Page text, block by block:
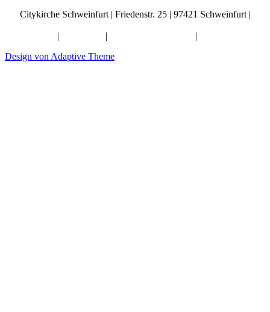
Citykirche Schweinfurt | Friedenstr. 25 | 97421 Schweinfurt |
| | |
Design von Adaptive Theme